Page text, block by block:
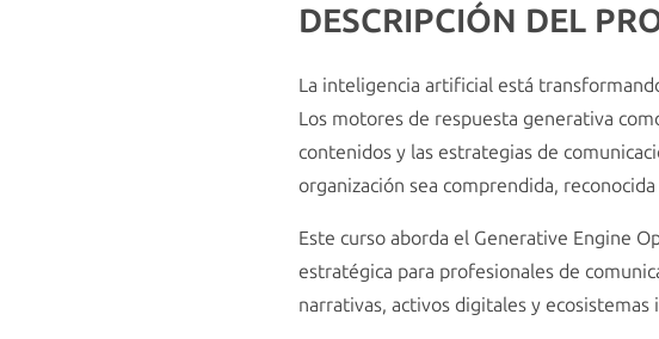
DESCRIPCIÓN DEL
La inteligencia artificial está
Los motores de respuesta generativa
contenidos y las estrategias de
organización sea comprendida,
Este curso aborda el Generative Engine
estratégica para profesionales de
narrativas, activos digitales y